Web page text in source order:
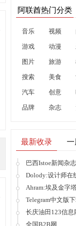
阿联酋热门分类
音乐 视频
游戏 动漫
图片 旅游
搜索 美食
汽车 创意
品牌 杂志
最新收录 一
巴西Istoe新闻杂
Dolody:设计师在
Ahram:埃及金字
Telegram中文版
长庆油田123信息
全国B2B网